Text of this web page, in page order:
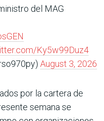
del MAG
Ky5w99Duz4
August 3, 2026
por la cartera de
semana se